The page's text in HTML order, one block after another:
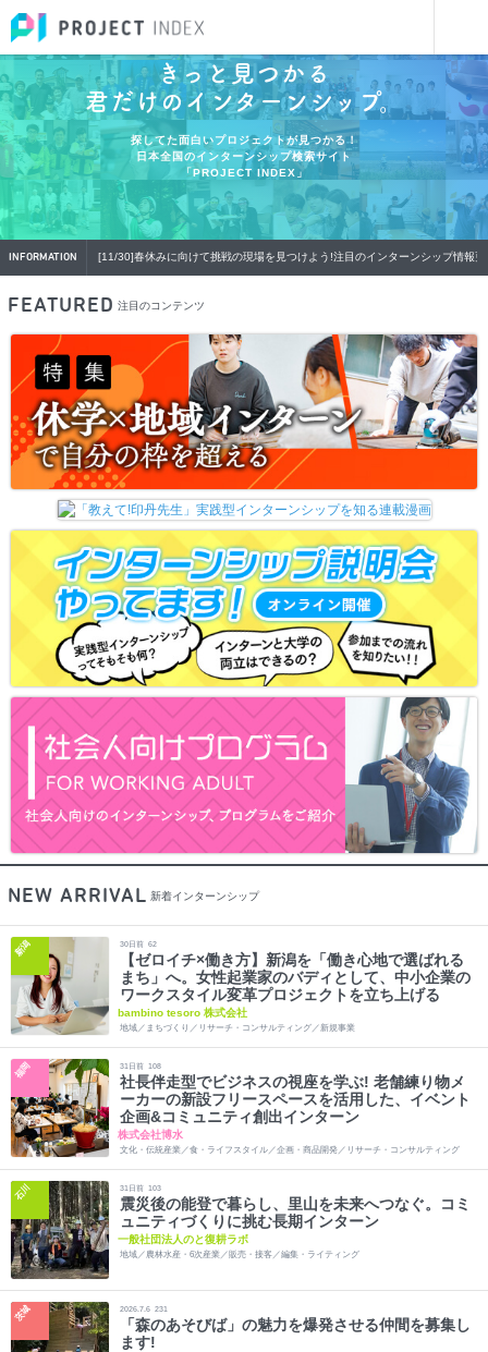
きっと見つかる
君だけのインターンシップ。
探してた面白いプロジェクトが見つかる！
日本全国のインターンシップ検索サイト
「PROJECT INDEX」
INFORMATION
8/28 ]おすすめのインターンシップ情報更新中
[11/30]春休みに向けて挑戦の現場を見つけよう!注目のインターンシップ情報更
FEATURED 注目のコンテンツ
NEW ARRIVAL 新着インターンシップ
新潟 30日前 62
【ゼロイチ×働き方】新潟を「働き心地で選ばれる
まち」へ。女性起業家のバディとして、中小企業の
ワークスタイル変革プロジェクトを立ち上げる
bambino tesoro 株式会社
地域／まちづくり／リサーチ・コンサルティング／新規事業
福岡 31 日前 108
社長伴走型でビジネスの視座を学ぶ! 老舗練り物メ
ーカーの新設フリースペースを活用した、イベント
企画&コミュニティ創出インターン
株式会社博水
文化・伝統産業／食・ライフスタイル／企画・商品開発／リサーチ・コンサルティング
石川 31 日前 103
震災後の能登で暮らし、里山を未来へつなぐ。コミ
ュニティづくりに挑む長期インターン
一般社団法人のと復耕ラボ
地域／農林水産・6次産業／販売・接客／編集・ライティング
茨城 2026.7.6 231
「森のあそびば」の魅力を爆発させる仲間を募集し
ます!